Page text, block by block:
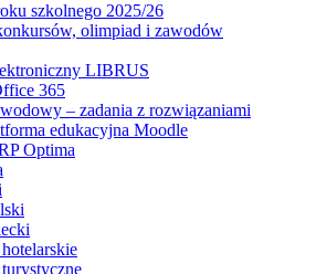
szkolnego 2025/26
olimpiad i zawodów
LIBRUS
365
– zadania z rozwiązaniami
edukacyjna Moodle
Optima